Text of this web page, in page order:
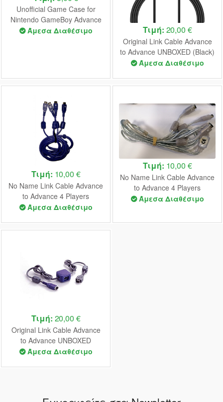
Unofficial Game Case for
Nintendo GameBoy Advance
Catridge USED (UNBOXED)
Άμεσα Διαθέσιμο Τιμή: 20,00 €
Original Link Cable Advance
to Advance UNBOXED (Black)
Άμεσα Διαθέσιμο
Τιμή: 10,00 €
No Name Link Cable Advance
to Advance 4 Players
UNBOXED (Purple)
Άμεσα Διαθέσιμο
Τιμή: 10,00 €
No Name Link Cable Advance
to Advance 4 Players
UNBOXED (Silver)
Άμεσα Διαθέσιμο
Τιμή: 20,00 €
Original Link Cable Advance
to Advance UNBOXED
Άμεσα Διαθέσιμο